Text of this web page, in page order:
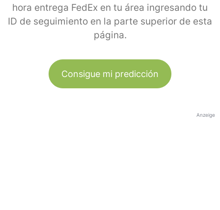
hora entrega FedEx en tu área ingresando tu
ID de seguimiento en la parte superior de esta
página.
Consigue mi predicción
Anzeige